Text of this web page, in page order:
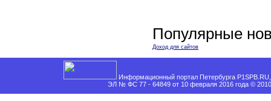
Популярные
Доход для сайтов
Информационный портал Петербурга
ЭЛ № ФС 77 - 64849 от 10 февраля 2016 года ©